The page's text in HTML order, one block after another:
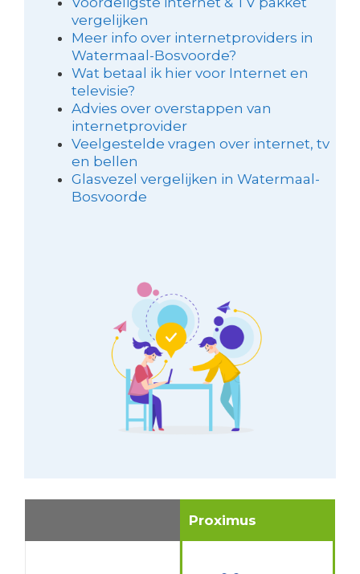
vergelijken
Meer info over internetproviders in
Watermaal-Bosvoorde?
Wat betaal ik hier voor Internet en
televisie?
Advies over overstappen van
internetprovider
Veelgestelde vragen over internet, tv
en bellen
Glasvezel vergelijken in Watermaal-
Bosvoorde
Proximus